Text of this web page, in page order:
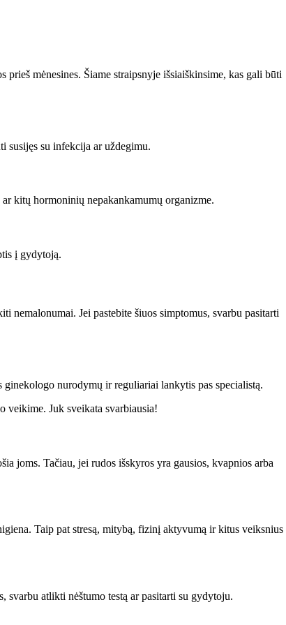
mėnesines. Šiame straipsnyje išsiaiškinsime, kas gali būti
susijęs su infekcija ar uždegimu.
kitų hormoninių nepakankamumų organizme.
į gydytoją.
nemalonumai. Jei pastebite šiuos simptomus, svarbu pasitarti
nurodymų ir reguliariai lankytis pas specialistą.
veikime. Juk sveikata svarbiausia!
joms. Tačiau, jei rudos išskyros yra gausios, kvapnios arba
Taip pat stresą, mitybą, fizinį aktyvumą ir kitus veiksnius
svarbu atlikti nėštumo testą ar pasitarti su gydytoju.